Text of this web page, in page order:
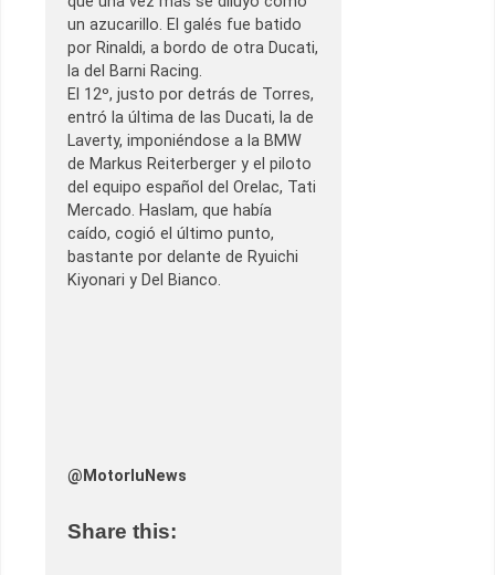
un azucarillo. El galés fue batido
por Rinaldi, a bordo de otra Ducati,
la del Barni Racing.
El 12º, justo por detrás de Torres,
entró la última de las Ducati, la de
Laverty, imponiéndose a la BMW
de Markus Reiterberger y el piloto
del equipo español del Orelac, Tati
Mercado. Haslam, que había
caído, cogió el último punto,
bastante por delante de Ryuichi
Kiyonari y Del Bianco.
@MotorluNews
Share this: